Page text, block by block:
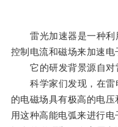
雷光加速器是一种利
控制电流和磁场来加速电
它的研发背景源自对
科学家们发现，在雷
的电磁场具有极高的电
用这种高能电弧来进行